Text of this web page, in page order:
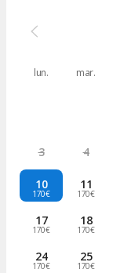
lun. mar.
3 4
10
170€
11
170€
17
170€
18
170€
24
170€
25
170€